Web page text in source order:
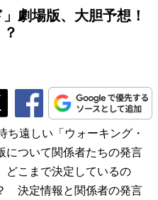
劇場版、大胆予想！
遠しい「ウォーキング・
について関係者たちの発言
どこまで決定しているの
決定情報と関係者の発言